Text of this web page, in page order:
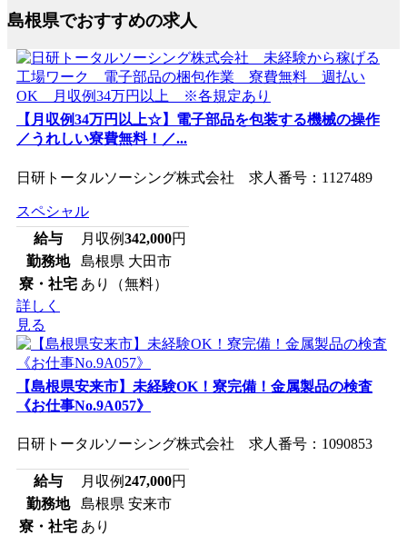
島根県でおすすめの求人
【月収例34万円以上☆】電子部品を包装する機械の操作
／うれしい寮費無料！／...
日研トータルソーシング株式会社 求人番号：1127489
スペシャル
給与
月収例342,000円
勤務地
島根県 大田市
寮・社宅 あり（無料）
詳しく
見る
【島根県安来市】未経験OK！寮完備！金属製品の検査
《お仕事No.9A057》
日研トータルソーシング株式会社 求人番号：1090853
給与 月収例247,000円
勤務地
島根県 安来市
寮・社宅 あり